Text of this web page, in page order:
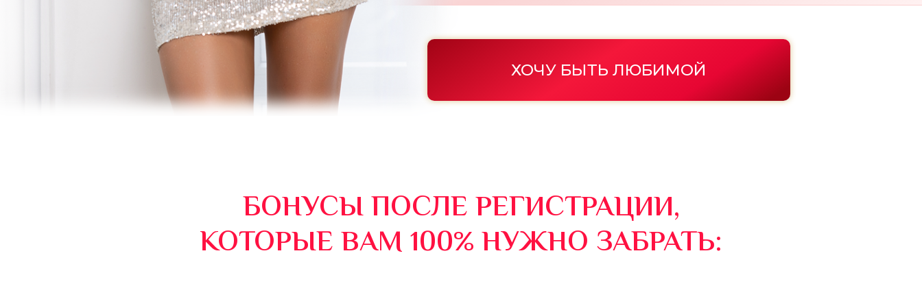
ХОЧУ БЫТЬ ЛЮБИМОЙ
БОНУСЫ ПОСЛЕ РЕГИСТРАЦИИ,
КОТОРЫЕ ВАМ 100% НУЖНО ЗАБРАТЬ: